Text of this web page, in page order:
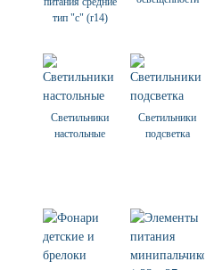
тип "с" (r14)
Светильники
настольные
Светильники
подсветка